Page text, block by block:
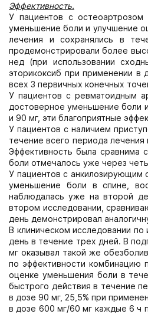
Эффективность.
У пациентов с
уменьшение боли и улучшение
лечения и сохранялись в
продемонстрировали более
нед (при использовании
эторикоксиб при применении
всех 3 первичных конечных
У пациентов с ревматоидным
достоверное уменьшение боли
и 90 мг, эти благоприятные
У пациентов с наличием
течение всего периода
Эффективность была сравнима
боли отмечалось уже через
У пациентов с анкилозирующим
уменьшение боли в спине,
наблюдалась уже на второй
втором исследовании,
день демонстрировал
В клиническом исследовании
день в течение трех дней. В
мг оказывал такой же
по эффективности комбинацию
оценке уменьшения боли в
быстрого действия в течение
в дозе 90 мг, 25,5% при
в дозе 600 мг/60 мг каждые 6 ч